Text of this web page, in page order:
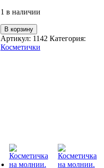
1 в наличии
Количество
товара
Косметичка
В корзину
Артикул: 1142 Категория:
Косметички